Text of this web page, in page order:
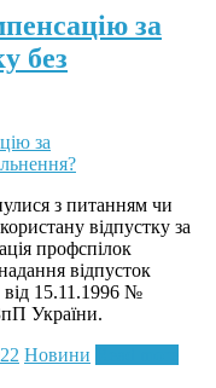
за
без
з питанням чи
відпустку за
профспілок
відпусток
15.11.1996 №
України.
Новини